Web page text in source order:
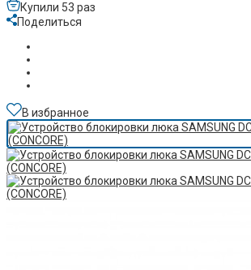
Купили 53 раз
Поделиться
В избранное